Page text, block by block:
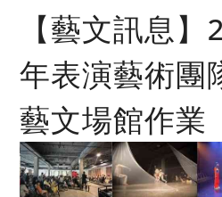
【藝文訊息
年表演藝術團
藝文場館作業